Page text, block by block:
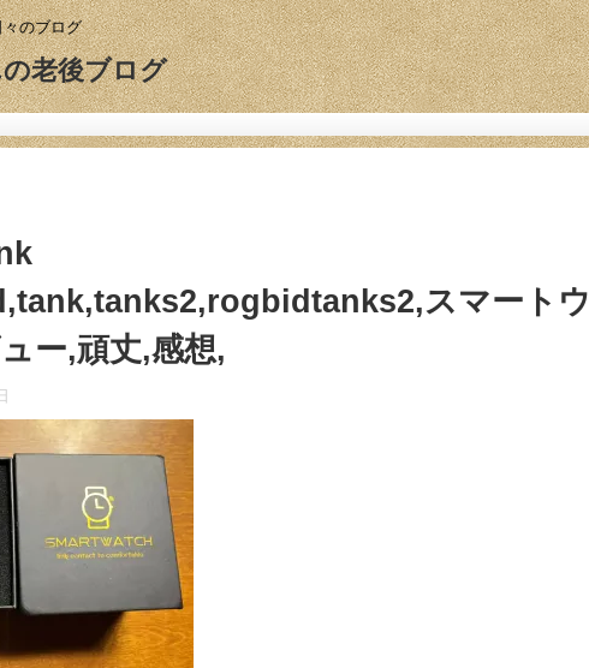
のブログ
老後ブログ
スマートウ
ー,頑丈,感想,